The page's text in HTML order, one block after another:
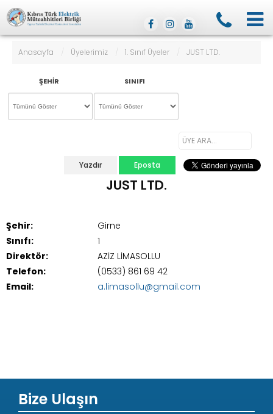
Anasayfa / Üyelerimiz / 1. Sınıf Üyeler / JUST LTD.
ŞEHIR SINIFI
Yazdır Eposta
JUST LTD.
Şehir:
Girne
Sınıfı:
1
Direktör:
AZİZ LİMASOLLU
Telefon:
(0533) 861 69 42
Email:
a.limasollu@gmail.com
Bize Ulaşın